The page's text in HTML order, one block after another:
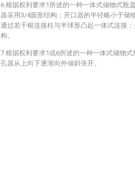
6.根据权利要求1所述的一种一体式储物式瓶
器采用3/4圆形结构；开口器的半径略小于储
通过若干根连接柱与半球形凸起一体式连接
构。
7.根据权利要求1或6所述的一种一体式储物
孔器从上向下逐渐向外倾斜张开。